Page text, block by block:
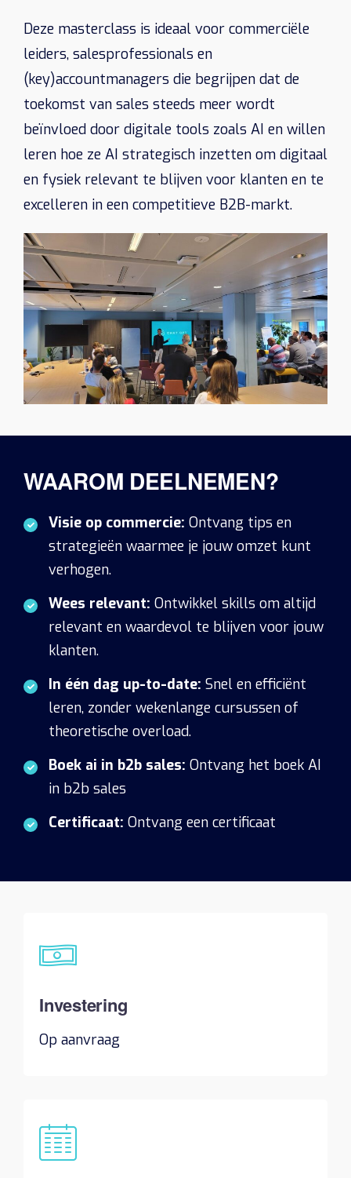
Deze masterclass is ideaal voor commerciële
leiders, salesprofessionals en
(key)accountmanagers die begrijpen dat de
toekomst van sales steeds meer wordt
beïnvloed door digitale tools zoals AI en willen
leren hoe ze AI strategisch inzetten om digitaal
en fysiek relevant te blijven voor klanten en te
excelleren in een competitieve B2B-markt.
WAAROM DEELNEMEN?
Visie op commercie: Ontvang tips en
strategieën waarmee je jouw omzet kunt
verhogen.
Wees relevant: Ontwikkel skills om altijd
relevant en waardevol te blijven voor jouw
klanten.
In één dag up-to-date: Snel en efficiënt
leren, zonder wekenlange cursussen of
theoretische overload.
Boek ai in b2b sales: Ontvang het boek AI
in b2b sales
Certificaat: Ontvang een certificaat
Investering
Op aanvraag